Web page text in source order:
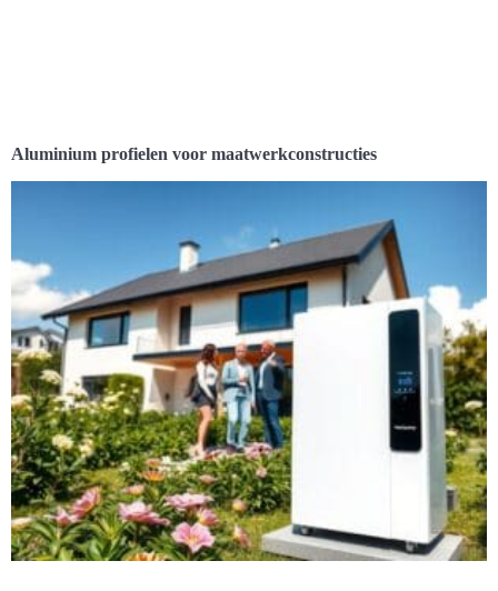
Aluminium profielen voor maatwerkconstructies